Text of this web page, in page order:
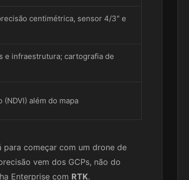
centimétrica, sensor 4/3″ e
e infraestrutura; cartografia de
além do mapa
começar com um drone de
vem dos GCPs, não do
Enterprise com RTK.